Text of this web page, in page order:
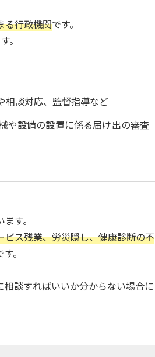
る行政機関です。
。
相談対応、監督指導など
や設備の設置に係る届け出の審査
す。
ビス残業、労災隠し、健康診断の不
す。
談すればいいか分からない場合に